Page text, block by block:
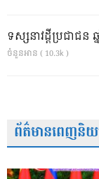
ទស្សនាវដ្ដីប្រជាជ
ចំនួនអាន ( 10.3k )
ព័ត៌មានពេញនិ